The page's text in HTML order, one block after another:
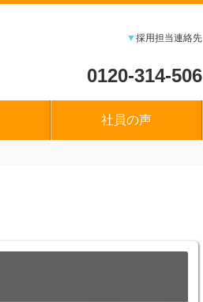
▼採用担当連絡先
0120-314-506
社員の声